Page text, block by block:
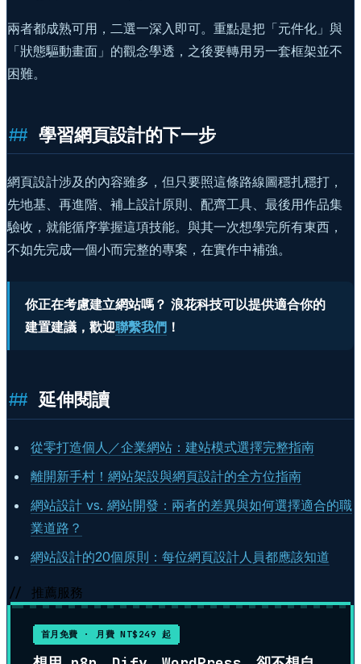
兩者都成熟可用，二選一深入即可。重點是把「元件化」與
「狀態驅動畫面」的觀念學透，之後要轉用另一套框架並不
困難。
學習網頁設計的下一步
網頁設計涉及的內容雖多，但只要照這條路線圖穩扎穩打，
先地基、再進階、補上設計原則、配齊工具、最後用作品集
驗收，就能循序掌握這項技能。與其一次想學完所有東西，
不如先完成一個小而完整的專案，在實作中補強。
你正在考慮建立網站嗎？ 浪花科技可以提供適合你的
建置建議，歡迎聯繫我們 ！
延伸閱讀
從零打造個人／企業網站：建站模式選擇完整指南
離開新手村！網站架設與網頁設計的全方位指南
網站設計 vs. 網站開發：兩者的差異與如何選擇適合的職
業道路？
網站設計的20個原則：每位網頁設計人員都應該知道
// 推薦服務
首月免費 · 月費 NT$249 起